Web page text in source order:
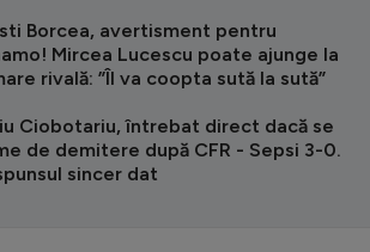
Borcea, avertisment pentru
Mircea Lucescu poate ajunge la
rivală: ”Îl va coopta sută la sută”
Ciobotariu, întrebat direct dacă se
de demitere după CFR - Sepsi 3-0.
sincer dat